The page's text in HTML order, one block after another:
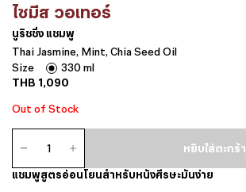
ไซมีส วอเทอร์
นูริชชิ่ง แชมพู
Thai Jasmine, Mint, Chia Seed Oil
Size
330 ml
THB 1,090
Out of Stock
จำนวน
ชิ่ง
หยิบใส่ตะกร้า
แชมพูสูตรอ่อนโยนสำหรับหนังศีรษะมันง่าย